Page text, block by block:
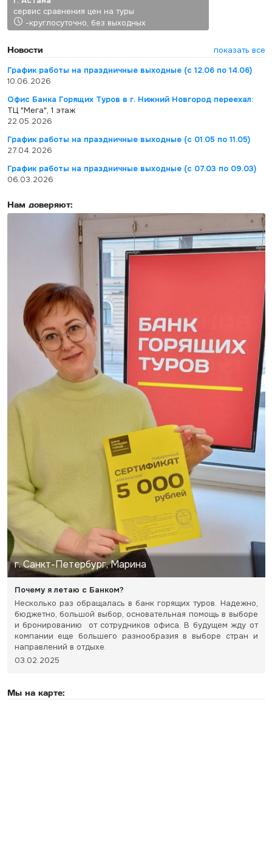
сервис сравнения цен на туры
-круглосуточно, без выходных
Новости
показать все
График работы на праздничные выходные (с 12.06 по 14.06)
10.06.2026
Офис Банка Горящих Туров в г. Нижний Новгород переехал:
ТЦ "Мега", 1 этаж
22.05.2026
График работы на праздничные выходные (с 01.05 по 11.05)
27.04.2026
График работы на праздничные выходные (с 07.03 по 09.03)
06.03.2026
Нам доверяют:
г. Санкт-Петербург, Марина
Почему я летаю с Банком?
Несколько раз обращалась в банк горящих туров. Надежно,
бюджетно, большой выбор, основательная помощь в выборе
и бронированию от сотрудников офиса. В будущем жду от
компании еще большего разнообразия в выборе стран и
направлений в отдыхе.
03.02.2025
Мы на карте: